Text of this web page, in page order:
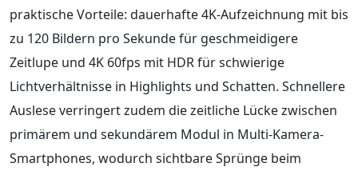
praktische Vorteile: dauerhafte 4K-Aufzeichnung mit bis
zu 120 Bildern pro Sekunde für geschmeidigere
Zeitlupe und 4K 60fps mit HDR für schwierige
Lichtverhältnisse in Highlights und Schatten. Schnellere
Auslese verringert zudem die zeitliche Lücke zwischen
primärem und sekundärem Modul in Multi-Kamera-
Smartphones, wodurch sichtbare Sprünge beim